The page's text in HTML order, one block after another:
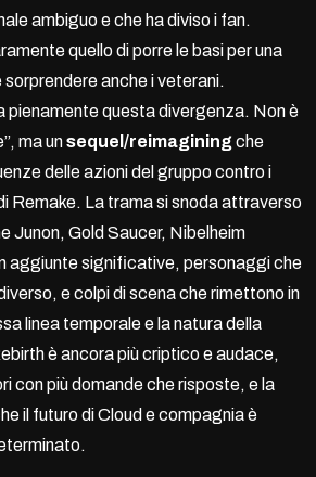
ambiguo e che ha diviso i fan.
quello di porre le basi per una
anche i veterani.
pienamente questa divergenza. Non è
ma unsequel/reimaginingche
delle azioni del gruppo contro i
Remake. La trama si snoda attraverso
Junon, Gold Saucer, Nibelheim
aggiunte significative, personaggi che
e colpi di scena che rimettono in
linea temporale e la natura della
è ancora più criptico e audace,
con più domande che risposte, e la
il futuro di Cloud e compagnia è